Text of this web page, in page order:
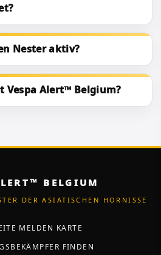
Nester aktiv?
Alert™ Belgium?
BELGIUM
DER ASIATISCHEN HORNISSE
MELDEN KARTE
FINDEN